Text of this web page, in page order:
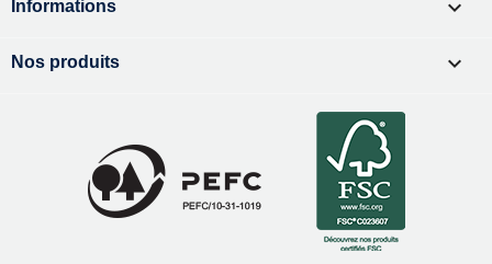
Informations 
Nos produits 